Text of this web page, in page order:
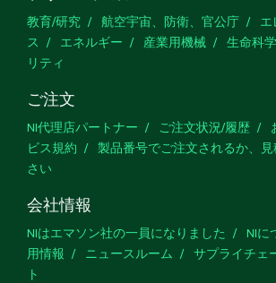
教育/研究 航空宇宙、防衛、官公庁
エ
ス
エネルギー 産業用機械 生命科学
リティ
ご注文
NI代理店パートナー ご注文状況/履歴
ビス規約
製品番号でご注文されるか、
さい
会社情報
NIはエマソン社の一員になりました NIに
用情報
ニュースルーム サプライチェ
ト